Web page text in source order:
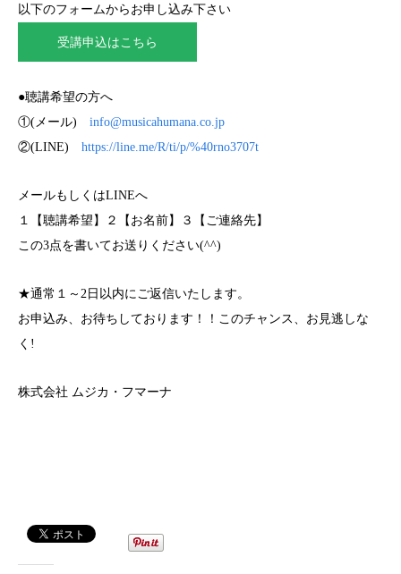
以下のフォームからお申し込み下さい
受講申込はこちら
●聴講希望の方へ
①(メール) info@musicahumana.co.jp
②(LINE) https://line.me/R/ti/p/%40rno3707t
メールもしくはLINEへ
１【聴講希望】２【お名前】３【ご連絡先】
この3点を書いてお送りください(^^)
★通常１～2日以内にご返信いたします。
お申込み、お待ちしております！！このチャンス、お見逃しな
く!
株式会社 ムジカ・フマーナ